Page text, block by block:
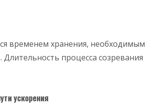
временем хранения, необходимым
процесса созревания
ускорения